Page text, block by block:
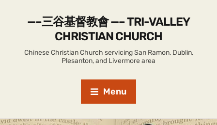
—–三谷基督教會 —– TRI-VALLEY
CHRISTIAN CHURCH
Chinese Christian Church servicing San Ramon, Dublin,
Plesanton, and Livermore area
Menu